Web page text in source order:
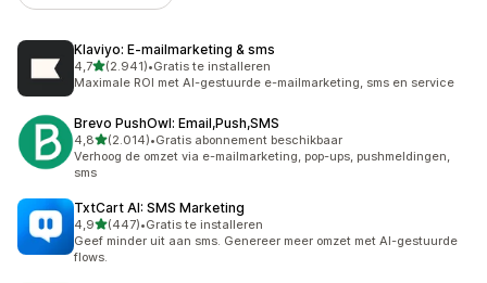
Klaviyo: E‑mailmarketing & sms
4,7van 5 sterren
(2.941)
2941 recensies in totaal
•Gratis te installeren
Maximale ROI met AI-gestuurde e-mailmarketing, sms en service
Brevo PushOwl: Email,Push,SMS
4,8van 5 sterren
(2.014)
2014 recensies in totaal
•Gratis abonnement beschikbaar
Verhoog de omzet via e-mailmarketing, pop-ups, pushmeldingen,
sms
TxtCart AI: SMS Marketing
4,9van 5 sterren
(447)
447 recensies in totaal
•Gratis te installeren
Geef minder uit aan sms. Genereer meer omzet met AI-gestuurde
flows.